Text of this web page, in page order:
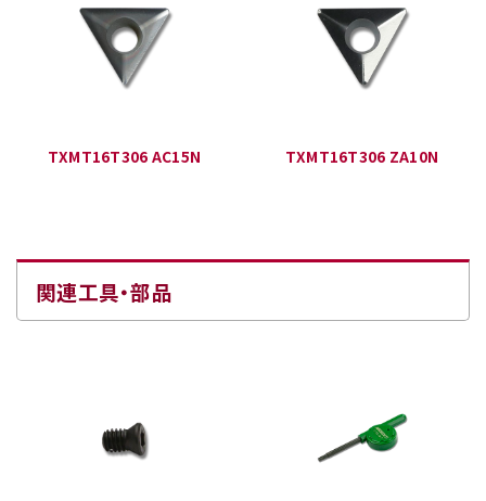
TXMT16T306 AC15N TXMT16T306 ZA10N
関連工具・部品